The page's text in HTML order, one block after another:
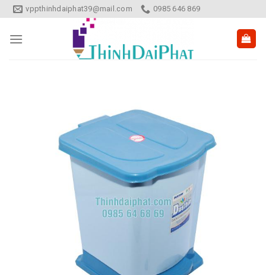
Skip
to
content
vppthinhdaiphat39@mail.com 0985 646 869